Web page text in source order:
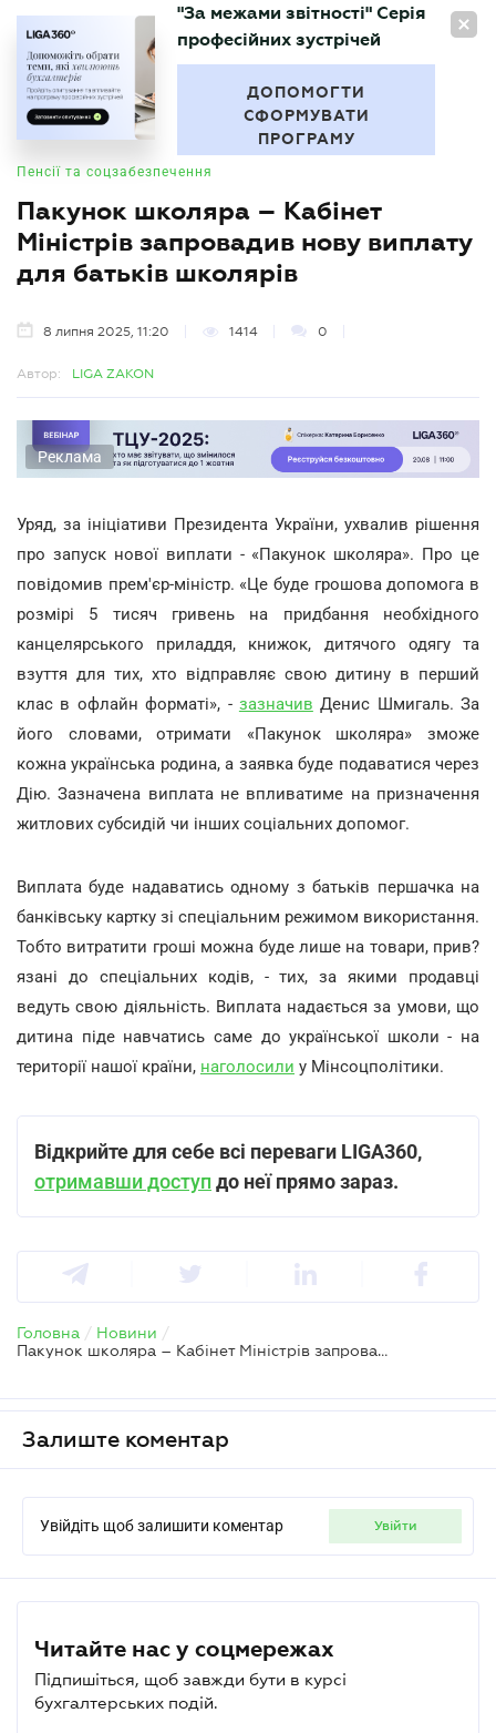
UA
БУХГАЛТЕР
"За межами звітності" Серія
професійних зустрічей
ДОПОМОГТИ
СФОРМУВАТИ
ПРОГРАМУ
Пенсії та соцзабезпечення
Пакунок школяра – Кабінет
Міністрів запровадив нову виплату
для батьків школярів
8 липня 2025, 11:20 1414 0
Автор: LIGA ZAKON
Реклама
Уряд, за ініціативи Президента України, ухвалив рішення
про запуск нової виплати - «Пакунок школяра». Про це
повідомив прем'єр-міністр. «Це буде грошова допомога в
розмірі 5 тисяч гривень на придбання необхідного
канцелярського приладдя, книжок, дитячого одягу та
взуття для тих, хто відправляє свою дитину в перший
клас в офлайн форматі», - зазначив Денис Шмигаль. За
його словами, отримати «Пакунок школяра» зможе
кожна українська родина, а заявка буде подаватися через
Дію. Зазначена виплата не впливатиме на призначення
житлових субсидій чи інших соціальних допомог.
Виплата буде надаватись одному з батьків першачка на
банківську картку зі спеціальним режимом використання.
Тобто витратити гроші можна буде лише на товари, прив?
язані до спеціальних кодів, - тих, за якими продавці
ведуть свою діяльність. Виплата надається за умови, що
дитина піде навчатись саме до української школи - на
території нашої країни, наголосили у Мінсоцполітики.
Відкрийте для себе всі переваги LIGA360,
отримавши доступдо неї прямо зараз.
Головна / Новини /
Пакунок школяра – Кабінет Міністрів запровадив нову виплату для батьків школярів
Залиште коментар
Увійдіть щоб залишити коментар увійти
Читайте нас у соцмережах
Підпишіться, щоб завжди бути в курсі
бухгалтерських подій.